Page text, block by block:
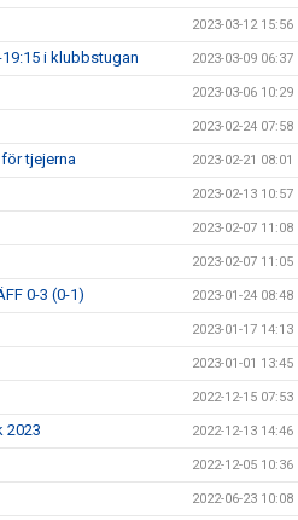
2023-03-12 15:56
i klubbstugan 2023-03-09 06:37
2023-03-06 10:29
2023-02-24 07:58
tjejerna 2023-02-21 08:01
2023-02-13 10:57
2023-02-07 11:08
2023-02-07 11:05
0-3 (0-1) 2023-01-24 08:48
2023-01-17 14:13
2023-01-01 13:45
2022-12-15 07:53
2023 2022-12-13 14:46
2022-12-05 10:36
2022-06-23 10:08